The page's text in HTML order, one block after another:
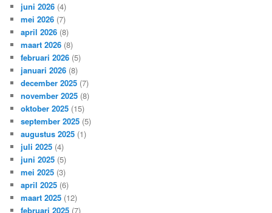
juni 2026 (4)
mei 2026 (7)
april 2026 (8)
maart 2026 (8)
februari 2026 (5)
januari 2026 (8)
december 2025 (7)
november 2025 (8)
oktober 2025 (15)
september 2025 (5)
augustus 2025 (1)
juli 2025 (4)
juni 2025 (5)
mei 2025 (3)
april 2025 (6)
maart 2025 (12)
februari 2025 (7)